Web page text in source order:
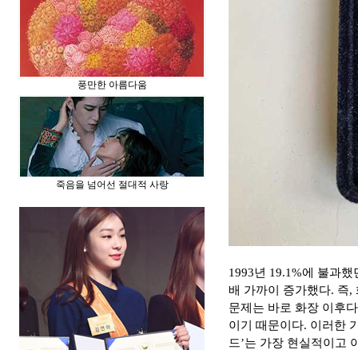
풍만한 아름다움
죽음을 넘어선 절대적 사랑
1993년 19.1%에 불과
배 가까이 증가했다. 즉,
문제는 바로 화장 이후
이기 때문이다. 이러한
드’는 가장 현실적이고